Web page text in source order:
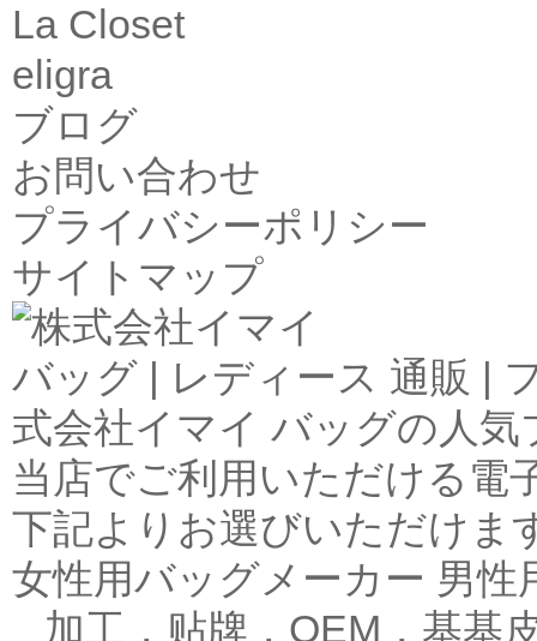
La Closet
eligra
ブログ
お問い合わせ
プライバシーポリシー
サイトマップ
バッグ | レディース 通販 |
式会社イマイ バッグの人
当店でご利用いただける電
下記よりお選びいただけま
女性用バッグメーカー 男性
加工，贴牌，OEM，基基